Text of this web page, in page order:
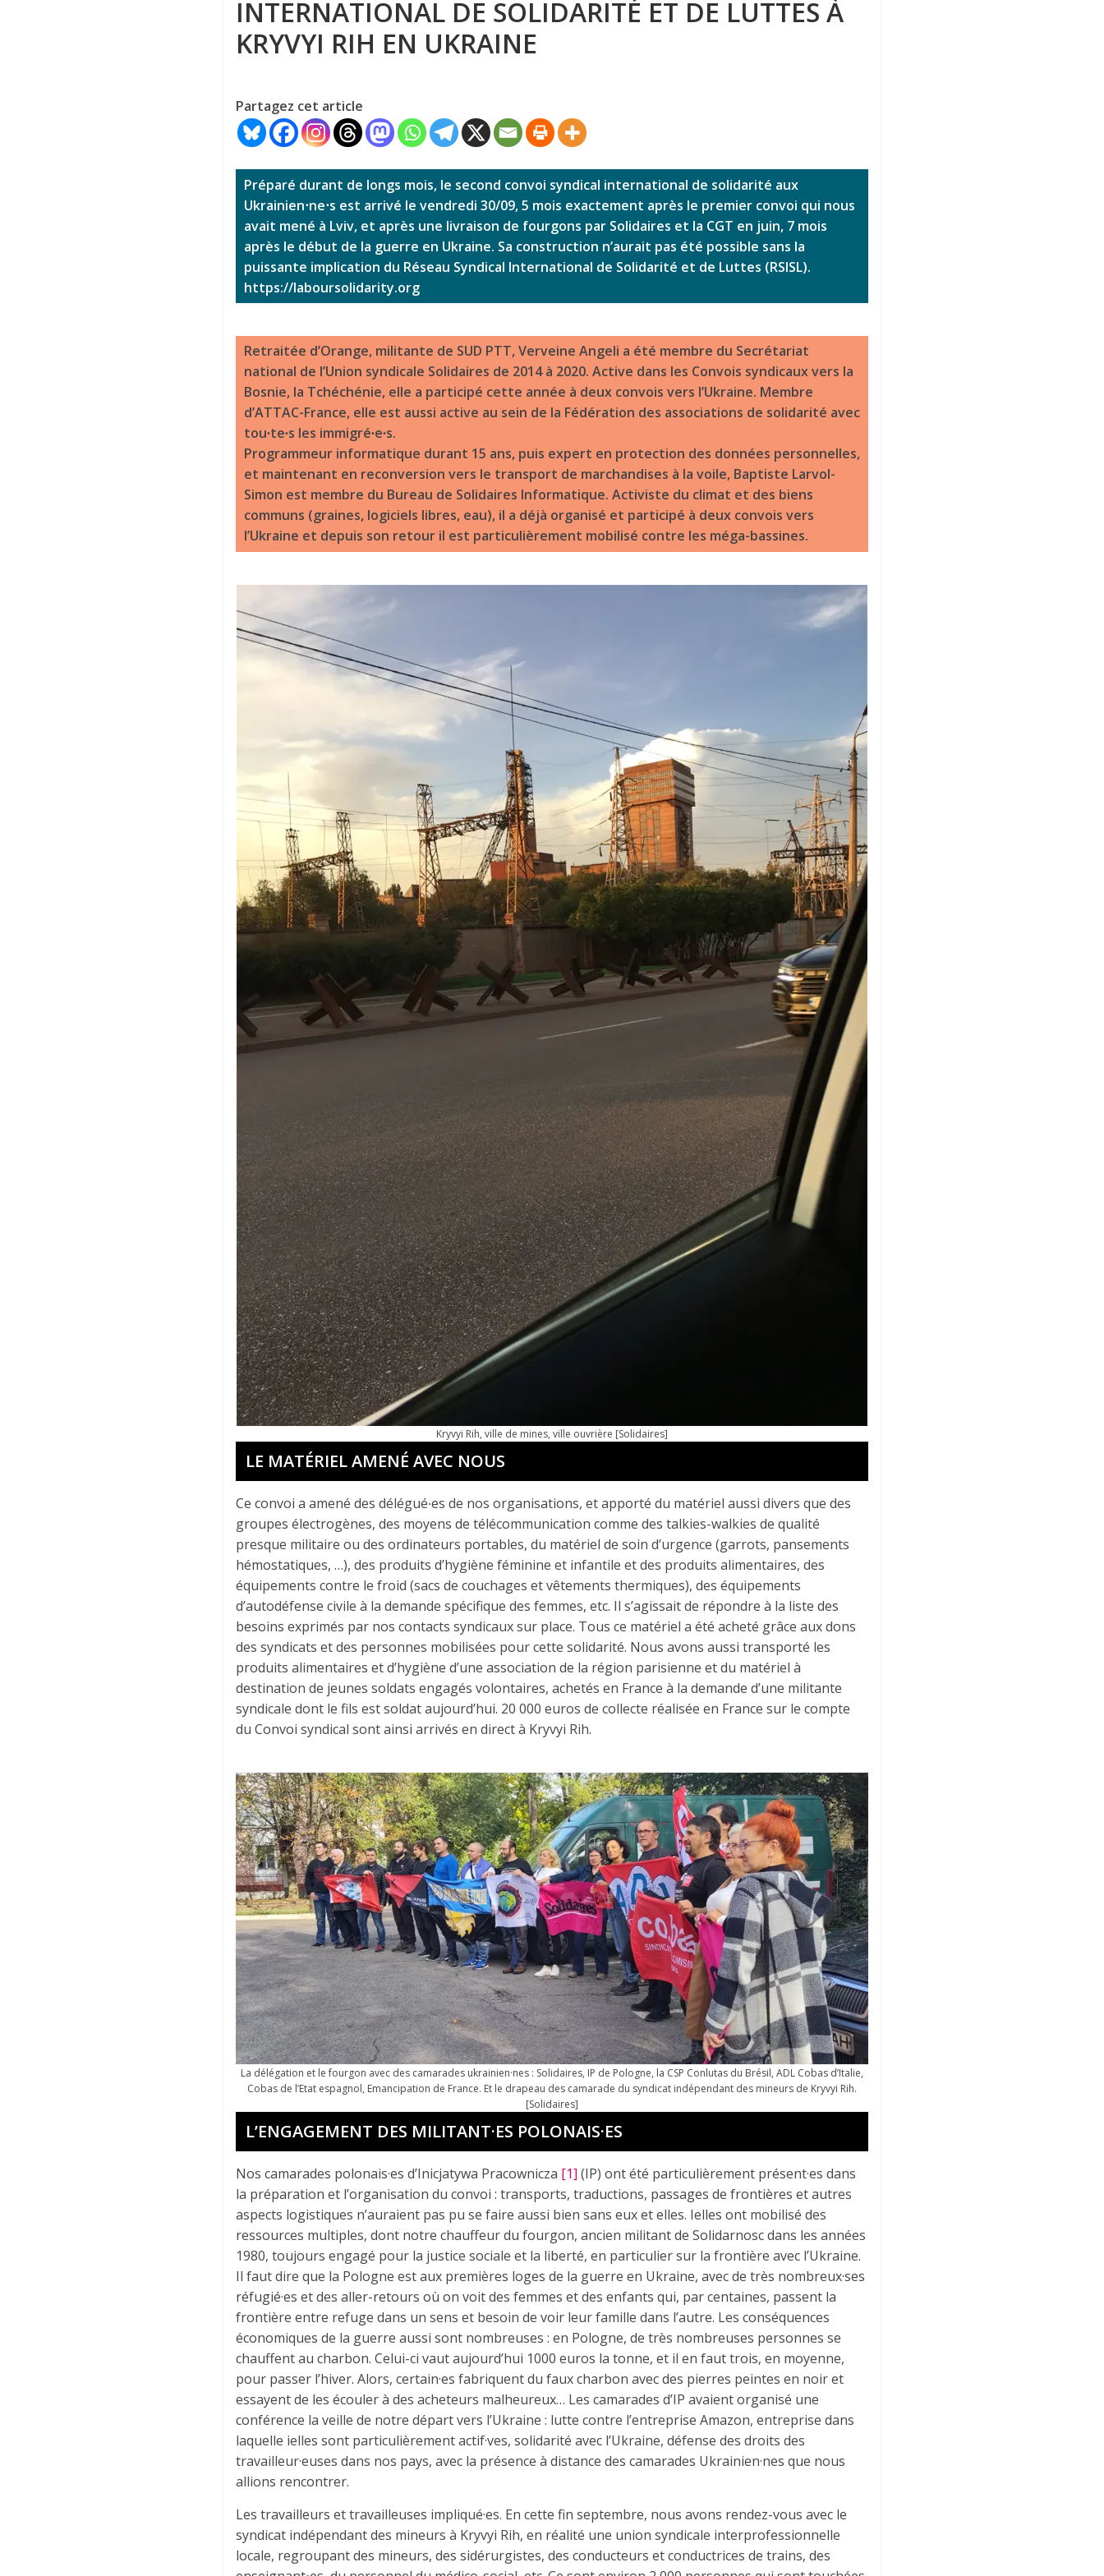
INTERNATIONAL DE SOLIDARITÉ ET DE LUTTES À
KRYVYI RIH EN UKRAINE
Partagez cet article
Préparé durant de longs mois, le second convoi syndical international de solidarité aux
Ukrainien⋅ne⋅s est arrivé le vendredi 30/09, 5 mois exactement après le premier convoi qui nous
avait mené à Lviv, et après une livraison de fourgons par Solidaires et la CGT en juin, 7 mois
après le début de la guerre en Ukraine. Sa construction n’aurait pas été possible sans la
puissante implication du Réseau Syndical International de Solidarité et de Luttes (RSISL).
https://laboursolidarity.org
Retraitée d’Orange, militante de SUD PTT, Verveine Angeli a été membre du Secrétariat
national de l’Union syndicale Solidaires de 2014 à 2020. Active dans les Convois syndicaux vers la
Bosnie, la Tchéchénie, elle a participé cette année à deux convois vers l’Ukraine. Membre
d’ATTAC-France, elle est aussi active au sein de la Fédération des associations de solidarité avec
tou∙te∙s les immigré∙e∙s.
Programmeur informatique durant 15 ans, puis expert en protection des données personnelles,
et maintenant en reconversion vers le transport de marchandises à la voile, Baptiste Larvol-
Simon est membre du Bureau de Solidaires Informatique. Activiste du climat et des biens
communs (graines, logiciels libres, eau), il a déjà organisé et participé à deux convois vers
l’Ukraine et depuis son retour il est particulièrement mobilisé contre les méga-bassines.
Kryvyi Rih, ville de mines, ville ouvrière [Solidaires]
LE MATÉRIEL AMENÉ AVEC NOUS
Ce convoi a amené des délégué∙es de nos organisations, et apporté du matériel aussi divers que des
groupes électrogènes, des moyens de télécommunication comme des talkies-walkies de qualité
presque militaire ou des ordinateurs portables, du matériel de soin d’urgence (garrots, pansements
hémostatiques, …), des produits d’hygiène féminine et infantile et des produits alimentaires, des
équipements contre le froid (sacs de couchages et vêtements thermiques), des équipements
d’autodéfense civile à la demande spécifique des femmes, etc. Il s’agissait de répondre à la liste des
besoins exprimés par nos contacts syndicaux sur place. Tous ce matériel a été acheté grâce aux dons
des syndicats et des personnes mobilisées pour cette solidarité. Nous avons aussi transporté les
produits alimentaires et d’hygiène d’une association de la région parisienne et du matériel à
destination de jeunes soldats engagés volontaires, achetés en France à la demande d’une militante
syndicale dont le fils est soldat aujourd’hui. 20 000 euros de collecte réalisée en France sur le compte
du Convoi syndical sont ainsi arrivés en direct à Kryvyi Rih.
La délégation et le fourgon avec des camarades ukrainien·nes : Solidaires, IP de Pologne, la CSP Conlutas du Brésil, ADL Cobas d’Italie,
Cobas de l’Etat espagnol, Emancipation de France. Et le drapeau des camarade du syndicat indépendant des mineurs de Kryvyi Rih.
[Solidaires]
L’ENGAGEMENT DES MILITANT·ES POLONAIS·ES
Nos camarades polonais·es d’Inicjatywa Pracownicza [1] (IP) ont été particulièrement présent·es dans
la préparation et l’organisation du convoi : transports, traductions, passages de frontières et autres
aspects logistiques n’auraient pas pu se faire aussi bien sans eux et elles. Ielles ont mobilisé des
ressources multiples, dont notre chauffeur du fourgon, ancien militant de Solidarnosc dans les années
1980, toujours engagé pour la justice sociale et la liberté, en particulier sur la frontière avec l’Ukraine.
Il faut dire que la Pologne est aux premières loges de la guerre en Ukraine, avec de très nombreux·ses
réfugié·es et des aller-retours où on voit des femmes et des enfants qui, par centaines, passent la
frontière entre refuge dans un sens et besoin de voir leur famille dans l’autre. Les conséquences
économiques de la guerre aussi sont nombreuses : en Pologne, de très nombreuses personnes se
chauffent au charbon. Celui-ci vaut aujourd’hui 1000 euros la tonne, et il en faut trois, en moyenne,
pour passer l’hiver. Alors, certain·es fabriquent du faux charbon avec des pierres peintes en noir et
essayent de les écouler à des acheteurs malheureux… Les camarades d’IP avaient organisé une
conférence la veille de notre départ vers l’Ukraine : lutte contre l’entreprise Amazon, entreprise dans
laquelle ielles sont particulièrement actif·ves, solidarité avec l’Ukraine, défense des droits des
travailleur·euses dans nos pays, avec la présence à distance des camarades Ukrainien·nes que nous
allions rencontrer.
Les travailleurs et travailleuses impliqué·es. En cette fin septembre, nous avons rendez-vous avec le
syndicat indépendant des mineurs à Kryvyi Rih, en réalité une union syndicale interprofessionnelle
locale, regroupant des mineurs, des sidérurgistes, des conducteurs et conductrices de trains, des